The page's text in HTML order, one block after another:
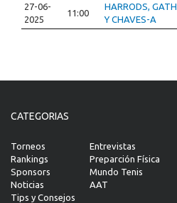
27-06-
2025
11:00
HARRODS, GATH
Y CHAVES-A
CATEGORIAS
Torneos
Rankings
Sponsors
Noticias
Tips y Consejos
Entrevistas
Preparción Física
Mundo Tenis
AAT